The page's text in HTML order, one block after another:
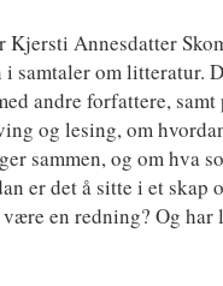
Kjersti Annesdatter
i samtaler om litteratur.
andre forfattere,
og lesing, om
sammen, og om hva
er det å sitte i et skap
en redning? Og har